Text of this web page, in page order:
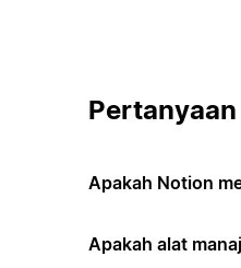
Apakah Notion
Apakah alat